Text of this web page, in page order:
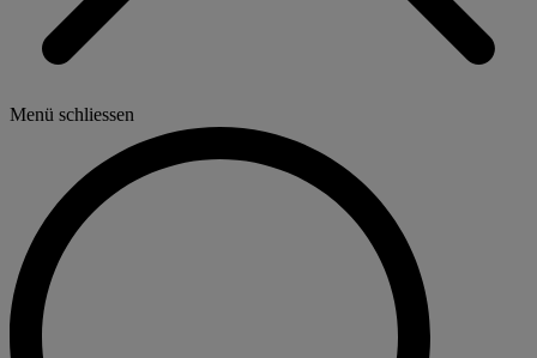
Menü schliessen